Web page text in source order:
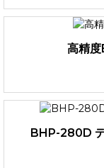
高精
BHP-280D